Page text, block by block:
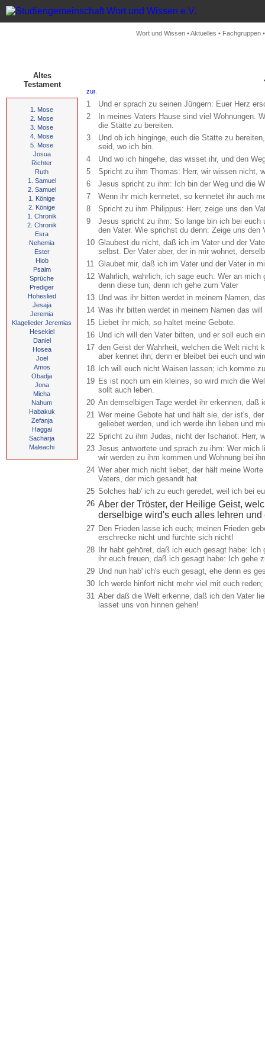
Wort und Wissen •Aktuelles • Fachgruppen
Altes
Testament
1. Mose
2. Mose
3. Mose
4. Mose
5. Mose
Josua
Richter
Ruth
1. Samuel
2. Samuel
1. Könige
2. Könige
1. Chronik
2. Chronik
Esra
Nehemia
Ester
Hiob
Psalm
Sprüche
Prediger
Hoheslied
Jesaja
Jeremia
Klagelieder Jeremias
Hesekiel
Daniel
Hosea
Joel
Amos
Obadja
Jona
Micha
Nahum
Habakuk
Zefanja
Haggai
Sacharja
Maleachi
1
Und er sprach zu seinen Jüngern: Euer Herz
2
In meines Vaters Hause sind viel Wohnungen.
die Stätte zu bereiten.
3
Und ob ich hinginge, euch die Stätte zu
seid, wo ich bin.
4
Und wo ich hingehe, das wisset ihr, und den
5
Spricht zu ihm Thomas: Herr, wir wissen nicht,
6
Jesus spricht zu ihm: Ich bin der Weg und die
7
Wenn ihr mich kennetet, so kennetet ihr auch
8
Spricht zu ihm Philippus: Herr, zeige uns den
9
Jesus spricht zu ihm: So lange bin ich bei
den Vater. Wie sprichst du denn: Zeige uns den
10 Glaubest du nicht, daß ich im Vater und der
selbst. Der Vater aber, der in mir wohnet,
11 Glaubet mir, daß ich im Vater und der Vater in
12 Wahrlich, wahrlich, ich sage euch: Wer an
denn diese tun; denn ich gehe zum Vater
13 Und was ihr bitten werdet in meinem Namen,
14 Was ihr bitten werdet in meinem Namen das
15 Liebet ihr mich, so haltet meine Gebote.
16 Und ich will den Vater bitten, und er soll euch
17 den Geist der Wahrheit, welchen die Welt nicht
aber kennet ihn; denn er bleibet bei euch und
18
Ich will euch nicht Waisen lassen; ich komme
19 Es ist noch um ein kleines, so wird mich die
sollt auch leben.
20 An demselbigen Tage werdet ihr erkennen,
21 Wer meine Gebote hat und hält sie, der ist's,
geliebet werden, und ich werde ihn lieben und
22 Spricht zu ihm Judas, nicht der Ischariot: Herr,
23 Jesus antwortete und sprach zu ihm: Wer mich
wir werden zu ihm kommen und Wohnung bei
24 Wer aber mich nicht liebet, der hält meine
Vaters, der mich gesandt hat.
25 Solches hab' ich zu euch geredet, weil ich bei
26 Aber der Tröster, der Heilige Geist,
derselbige wird's euch alles lehren
27 Den Frieden lasse ich euch; meinen Frieden
erschrecke nicht und fürchte sich nicht!
28
Ihr habt gehöret, daß ich euch gesagt habe:
ihr euch freuen, daß ich gesagt habe: Ich gehe
29 Und nun hab' ich's euch gesagt, ehe denn es
30
Ich werde hinfort nicht mehr viel mit euch
31 Aber daß die Welt erkenne, daß ich den Vater
lasset uns von hinnen gehen!